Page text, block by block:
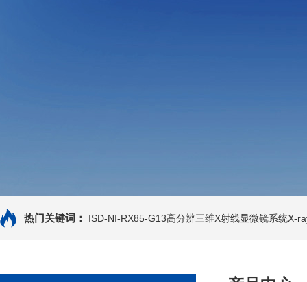
热门关键词： ISD-NI-RX85-G13高分辨三维X射线显微镜系统X-